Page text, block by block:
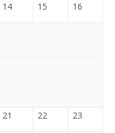
14 15 16
21 22 23